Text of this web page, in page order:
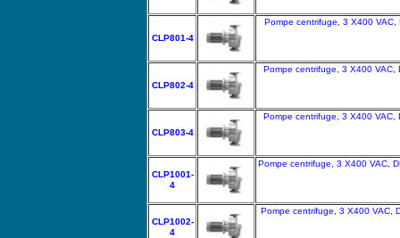
CLP801-4
Pompe centrifuge, 3 X400
CLP802-4
Pompe centrifuge, 3 X400 VAC,
CLP803-4
Pompe centrifuge, 3 X400 VAC,
CLP1001-
4
Pompe centrifuge, 3 X400 VAC,
CLP1002-
4
Pompe centrifuge, 3 X400 VAC,